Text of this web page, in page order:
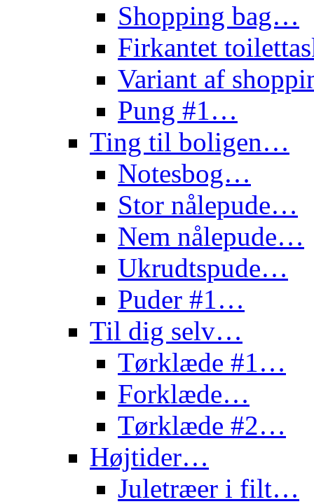
Shopping bag…
Firkantet
Variant af
Pung #1…
Ting til boligen…
Notesbog…
Stor nålepude…
Nem nålepude…
Ukrudtspude…
Puder #1…
Til dig selv…
Tørklæde #1…
Forklæde…
Tørklæde #2…
Højtider…
Juletræer i filt…